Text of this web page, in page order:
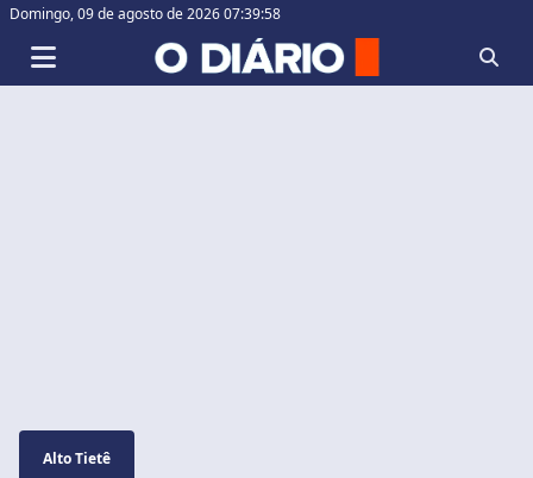
Domingo,09 de agosto de 2026 07:39:59
Alto Tietê